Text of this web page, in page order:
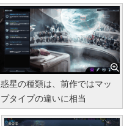
惑星の種類は、前作ではマッ
プタイプの違いに相当